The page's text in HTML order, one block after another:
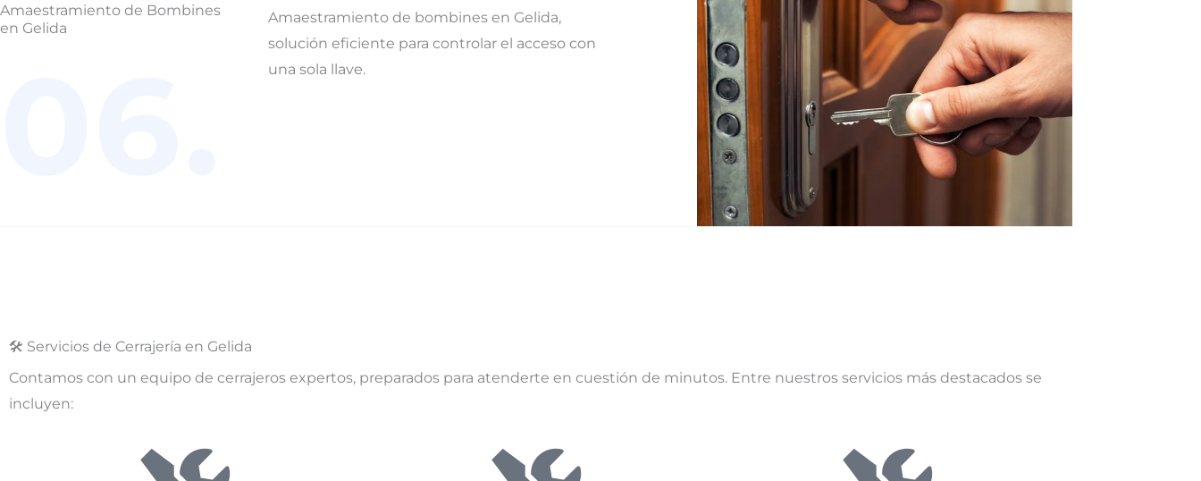
Amaestramiento de Bombines
en Gelida
Amaestramiento de bombines en Gelida,
solución eficiente para controlar el acceso con
una sola llave.
🛠️ Servicios de Cerrajería en Gelida
Contamos con un equipo de cerrajeros expertos, preparados para atenderte en cuestión de minutos. Entre nuestros servicios más destacados se
incluyen: